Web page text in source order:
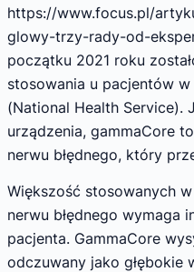
https://www.focus.pl/
glowy-trzy-rady-od-
początku 2021 roku
stosowania u pacjentów
(National Health Service).
urządzenia, gammaCore
nerwu błędnego, który
Większość stosowanych
nerwu błędnego wymaga
pacjenta. GammaCore
odczuwany jako głębokie